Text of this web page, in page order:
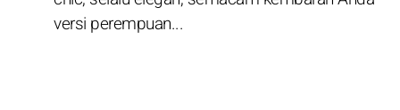
versi perempuan...